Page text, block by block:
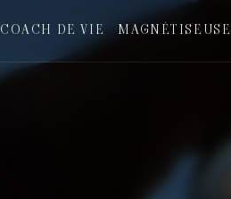
COACH DE VIE MAGNÉTISEUSE